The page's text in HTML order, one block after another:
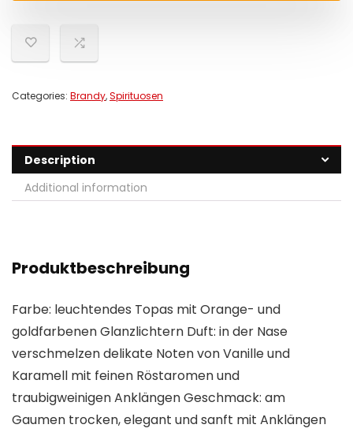
Categories: Brandy,Spirituosen
Description
Additional information
Produktbeschreibung
Farbe: leuchtendes Topas mit Orange- und
goldfarbenen Glanzlichtern Duft: in der Nase
verschmelzen delikate Noten von Vanille und
Karamell mit feinen Röstaromen und
traubigweinigen Anklängen Geschmack: am
Gaumen trocken, elegant und sanft mit Anklängen